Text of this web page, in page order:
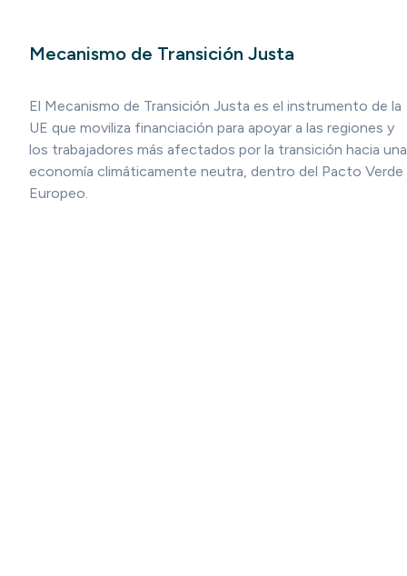
Mecanismo de Transición Justa
El Mecanismo de Transición Justa es el instrumento de la
UE que moviliza financiación para apoyar a las regiones y
los trabajadores más afectados por la transición hacia una
economía climáticamente neutra, dentro del Pacto Verde
Europeo.